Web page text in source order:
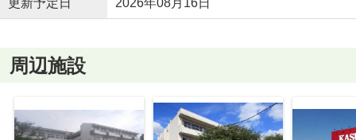
更新予定日 2026年08月16日
周辺施設